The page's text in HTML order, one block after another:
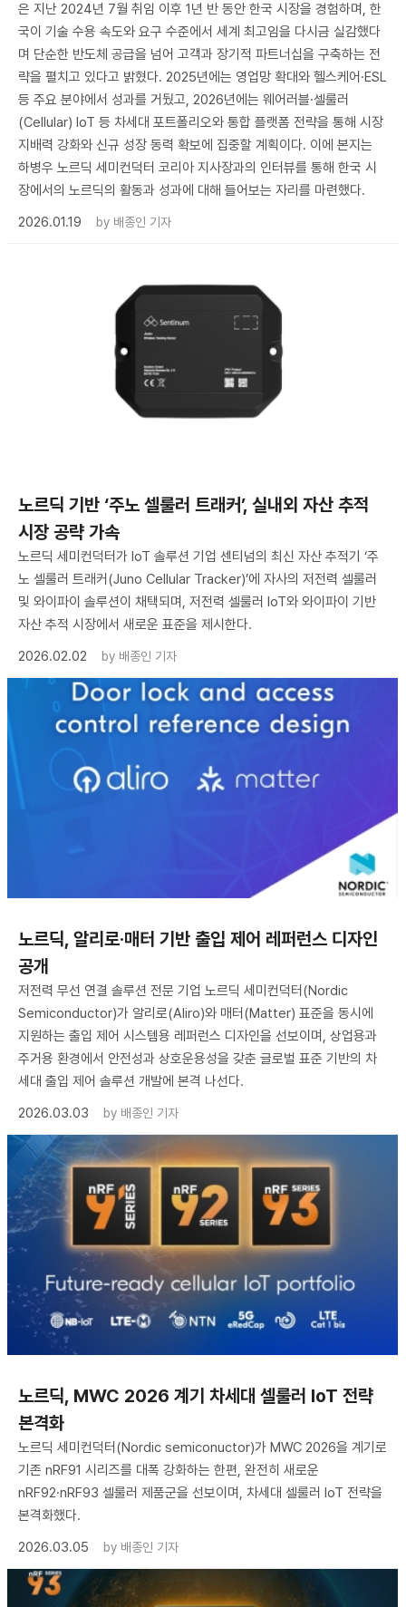
은 지난 2024년 7월 취임 이후 1년 반 동안 한국 시장을 경험하며, 한
국이 기술 수용 속도와 요구 수준에서 세계 최고임을 다시금 실감했다
며 단순한 반도체 공급을 넘어 고객과 장기적 파트너십을 구축하는 전
략을 펼치고 있다고 밝혔다. 2025년에는 영업망 확대와 헬스케어·ESL
등 주요 분야에서 성과를 거뒀고, 2026년에는 웨어러블·셀룰러
(Cellular) IoT 등 차세대 포트폴리오와 통합 플랫폼 전략을 통해 시장
지배력 강화와 신규 성장 동력 확보에 집중할 계획이다. 이에 본지는
하병우 노르딕 세미컨덕터 코리아 지사장과의 인터뷰를 통해 한국 시
장에서의 노르딕의 활동과 성과에 대해 들어보는 자리를 마련했다.
2026.01.19
by 배종인 기자
노르딕 기반 ‘주노 셀룰러 트래커’, 실내외 자산 추적
시장 공략 가속
노르딕 세미컨덕터가 IoT 솔루션 기업 센티넘의 최신 자산 추적기 ‘주
노 셀룰러 트래커(Juno Cellular Tracker)’에 자사의 저전력 셀룰러
및 와이파이 솔루션이 채택되며, 저전력 셀룰러 IoT와 와이파이 기반
자산 추적 시장에서 새로운 표준을 제시한다.
2026.02.02
by 배종인 기자
노르딕, 알리로·매터 기반 출입 제어 레퍼런스 디자인
공개
저전력 무선 연결 솔루션 전문 기업 노르딕 세미컨덕터(Nordic
Semiconductor)가 알리로(Aliro)와 매터(Matter) 표준을 동시에
지원하는 출입 제어 시스템용 레퍼런스 디자인을 선보이며, 상업용과
주거용 환경에서 안전성과 상호운용성을 갖춘 글로벌 표준 기반의 차
세대 출입 제어 솔루션 개발에 본격 나선다.
2026.03.03
by 배종인 기자
노르딕, MWC 2026 계기 차세대 셀룰러 IoT 전략
본격화
노르딕 세미컨덕터(Nordic semiconuctor)가 MWC 2026을 계기로
기존 nRF91 시리즈를 대폭 강화하는 한편, 완전히 새로운
nRF92·nRF93 셀룰러 제품군을 선보이며, 차세대 셀룰러 IoT 전략을
본격화했다.
2026.03.05
by 배종인 기자